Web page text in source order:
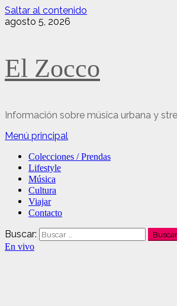
Saltar al contenido
agosto 5, 2026
El Zocco
Información sobre música urbana y
Menú principal
Colecciones / Prendas
Lifestyle
Música
Cultura
Viajar
Contacto
Buscar:
En vivo